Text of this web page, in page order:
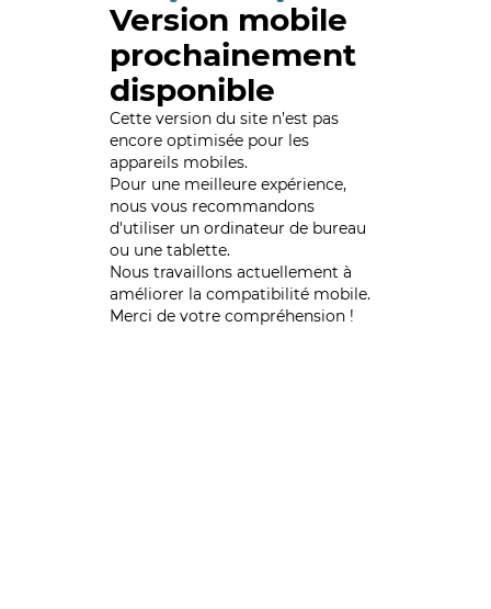
Version mobile
prochainement
disponible
Cette version du site n’est pas
encore optimisée pour les
appareils mobiles.
Pour une meilleure expérience,
nous vous recommandons
d'utiliser un ordinateur de bureau
ou une tablette.
Nous travaillons actuellement à
améliorer la compatibilité mobile.
Merci de votre compréhension !